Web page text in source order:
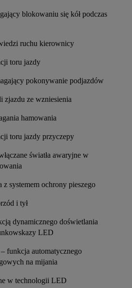
blokowaniu się kół podczas
ruchu kierownicy
toru jazdy
pokonywanie podjazdów
zjazdu ze wzniesienia
hamowania
toru jazdy przyczepy
światła awaryjne w
systemem ochrony pieszego
i tył
dynamicznego doświetlania
LED
funkcja automatycznego
na mijania
w technologii LED